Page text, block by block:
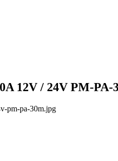
12V / 24V PM-PA-